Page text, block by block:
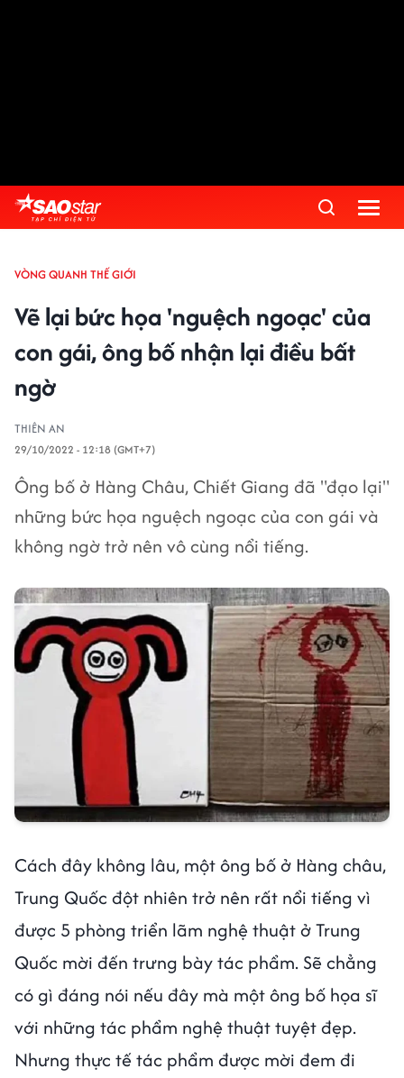
VÒNG QUANH THẾ GIỚI
Vẽ lại bức họa 'nguệch ngoạc' của
con gái, ông bố nhận lại điều bất
ngờ
THIÊN AN
29/10/2022 - 12:18 (GMT+7)
Ông bố ở Hàng Châu, Chiết Giang đã "đạo lại"
những bức họa nguệch ngoạc của con gái và
không ngờ trở nên vô cùng nổi tiếng.
Cách đây không lâu, một ông bố ở Hàng châu,
Trung Quốc đột nhiên trở nên rất nổi tiếng vì
được 5 phòng triển lãm nghệ thuật ở Trung
Quốc mời đến trưng bày tác phẩm. Sẽ chẳng
có gì đáng nói nếu đây mà một ông bố họa sĩ
với những tác phẩm nghệ thuật tuyệt đẹp.
Nhưng thực tế tác phẩm được mời đem đi